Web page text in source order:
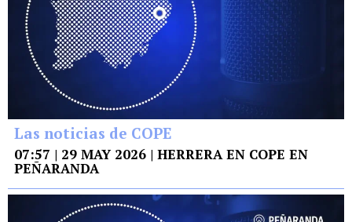
Las noticias de COPE
07:57 | 29 MAY 2026 | HERRERA EN COPE EN
PEÑARANDA